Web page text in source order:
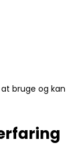
bruge og kan